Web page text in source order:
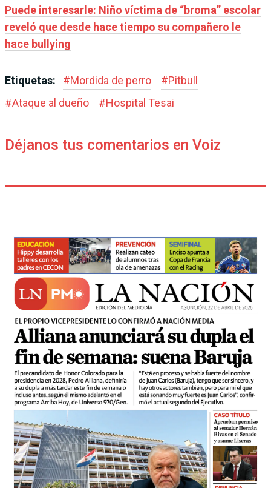
Puede interesarle: Niño víctima de “broma” escolar
reveló que desde hace tiempo su compañero le
hace bullying
Etiquetas: #Mordida de perro #Pitbull
#Ataque al dueño #Hospital Tesai
Déjanos tus comentarios en Voiz